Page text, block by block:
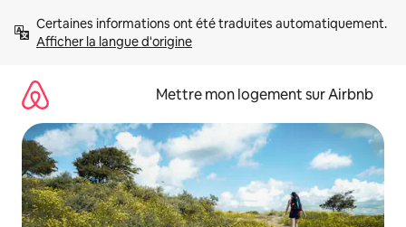
directement
Afficher la langue d'origine
Mettre mon logement sur Airbnb